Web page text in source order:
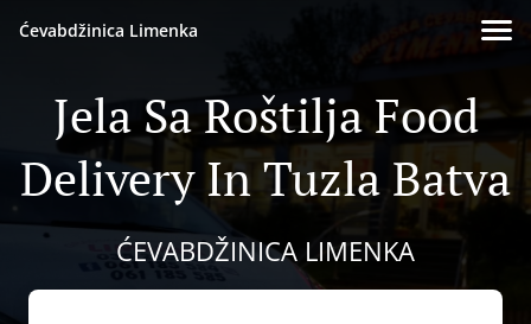
Ćevabdžinica Limenka
Jela Sa Roštilja Food
Delivery In Tuzla Batva
ĆEVABDŽINICA LIMENKA